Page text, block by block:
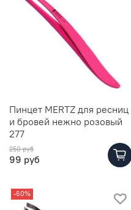
Пинцет MERTZ для ресниц
и бровей нежно розовый
277
250 руб
99 руб
-60%